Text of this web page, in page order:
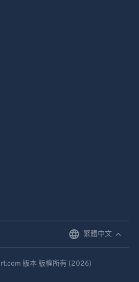
繁體中文
版本 版權所有 (2026)